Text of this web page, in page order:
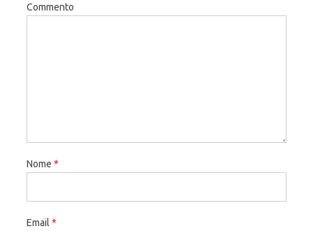
Commento
Nome *
Email *